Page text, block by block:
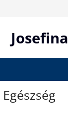
Josefina
Egészség